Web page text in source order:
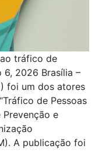
tráfico de
2026 Brasília –
foi um dos atores
de Pessoas
e
A publicação foi